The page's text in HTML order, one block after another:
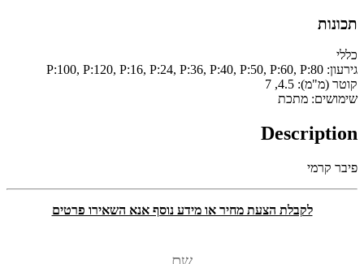
תכונות
כללי
גירעון: P:100, P:120, P:16, P:24, P:36, P:40, P:50, P:60, P:80
קוטר (מ"מ): 4.5, 7
שימושים: מתכת
Description
פיבר קרמי
לקבלת הצעת מחיר או מידע נוסף אנא השאירו פרטים